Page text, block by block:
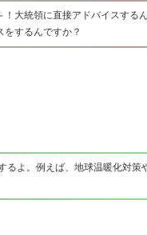
！大統領に直接アドバイスする
をするんですか？
よ。例えば、地球温暖化対